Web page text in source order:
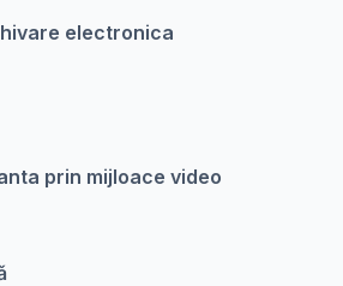
electronica
prin mijloace video